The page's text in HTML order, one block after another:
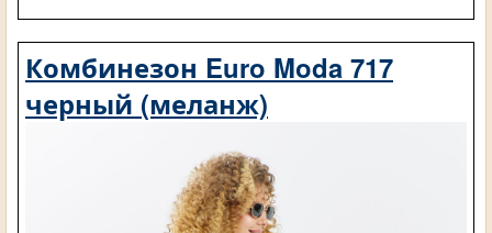
Комбинезон Euro Moda 717
черный (меланж)